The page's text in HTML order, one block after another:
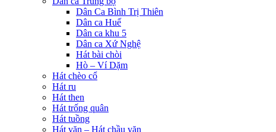
Dân Ca Bình Trị Thiên
Dân ca Huế
Dân ca khu 5
Dân ca Xứ Nghệ
Hát bài chòi
Hò – Ví Dặm
Hát chèo cổ
Hát ru
Hát then
Hát trống quân
Hát tuồng
Hát văn – Hát chầu văn